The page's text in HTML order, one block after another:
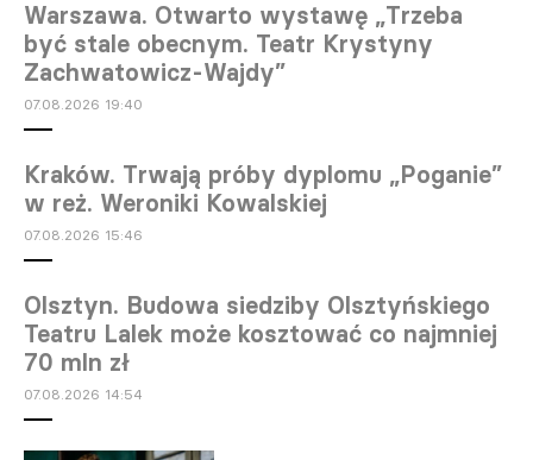
Warszawa. Otwarto wystawę „Trzeba
być stale obecnym. Teatr Krystyny
Zachwatowicz-Wajdy”
07.08.2026 19:40
Kraków. Trwają próby dyplomu „Poganie”
w reż. Weroniki Kowalskiej
07.08.2026 15:46
Olsztyn. Budowa siedziby Olsztyńskiego
Teatru Lalek może kosztować co najmniej
70 mln zł
07.08.2026 14:54